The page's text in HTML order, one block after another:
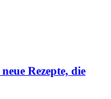
Rezepte, die